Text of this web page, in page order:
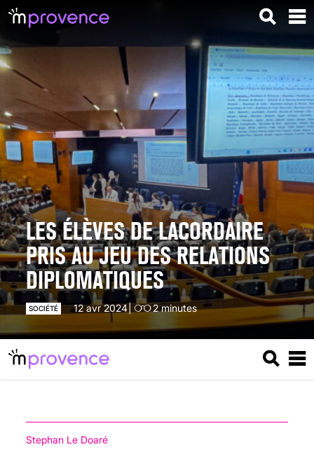
LES ÉLÈVES DE LACORDAIRE
PRIS AU JEU DES RELATIONS
DIPLOMATIQUES
SOCIÉTÉ 12 avr 2024 2 minutes
Stephan Le Doaré